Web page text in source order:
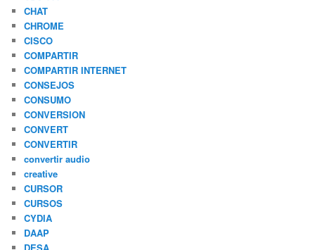
CHAT
CHROME
CISCO
COMPARTIR
COMPARTIR INTERNET
CONSEJOS
CONSUMO
CONVERSION
CONVERT
CONVERTIR
convertir audio
creative
CURSOR
CURSOS
CYDIA
DAAP